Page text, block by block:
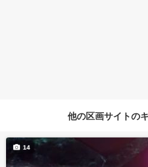
他の区画サイトの
14